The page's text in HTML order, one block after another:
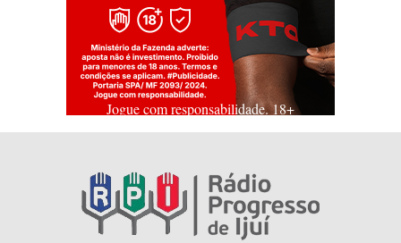
Jogue com responsabilidade. 18+